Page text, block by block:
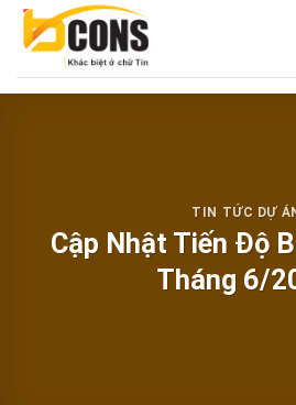
Chuyển
đến
nội
TIN TỨC DỰ
Cập Nhật Tiến Độ
Tháng 6/